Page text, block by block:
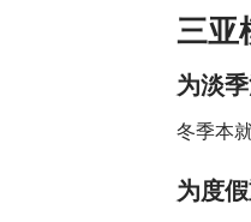
三亚
为淡
冬季本
为度